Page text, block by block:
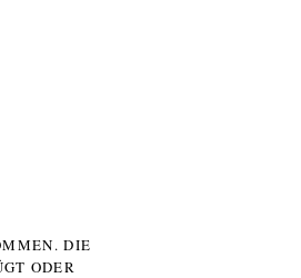
DIE
ODER